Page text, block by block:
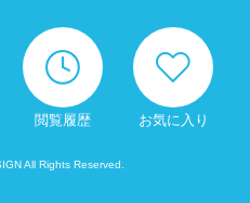
閲覧履歴 お気に入り
All Rights Reserved.